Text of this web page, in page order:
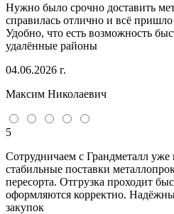
Нужно было срочно доставить
справилась отлично и всё
Удобно, что есть возможность
удалённые районы
04.06.2026 г.
Максим Николаевич
5
Сотрудничаем с Грандметалл уже
стабильные поставки
пересорта. Отгрузка проходит
оформляются корректно.
закупок